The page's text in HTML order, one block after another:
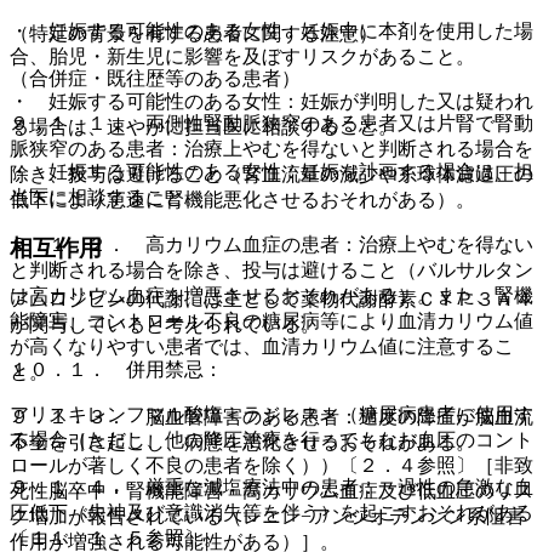
・ 妊娠する可能性のある女性：妊娠中に本剤を使用した場
合、胎児・新生児に影響を及ぼすリスクがあること。
・ 妊娠する可能性のある女性：妊娠が判明した又は疑われ
る場合は、速やかに担当医に相談すること。
・ 妊娠する可能性のある女性：妊娠を計画する場合は、担
当医に相談すること。
相互作用
アムロジピンの代謝には主として薬物代謝酵素ＣＹＰ３Ａ４
が関与していると考えられている。
１０．１． 併用禁忌：
アリスキレンフマル酸塩＜ラジレス＞（糖尿病患者に使用す
る場合（ただし、他の降圧治療を行ってもなお血圧のコント
ロールが著しく不良の患者を除く））〔２．４参照〕［非致
死性脳卒中・腎機能障害・高カリウム血症及び低血圧のリス
ク増加が報告されている（レニン−アンジオテンシン系阻害
作用が増強される可能性がある）］。
（特定の背景を有する患者に関する注意）
（合併症・既往歴等のある患者）
９．１．１． 両側性腎動脈狭窄のある患者又は片腎で腎動
脈狭窄のある患者：治療上やむを得ないと判断される場合を
除き、投与は避けること（腎血流量の減少や糸球体濾過圧の
低下により急速に腎機能悪化させるおそれがある）。
９．１．２． 高カリウム血症の患者：治療上やむを得ない
と判断される場合を除き、投与は避けること（バルサルタン
は高カリウム血症を増悪させるおそれがある）。また、腎機
能障害、コントロール不良の糖尿病等により血清カリウム値
が高くなりやすい患者では、血清カリウム値に注意するこ
と。
９．１．３． 脳血管障害のある患者：過度の降圧が脳血流
不全を引き起こし、病態を悪化させるおそれがある。
９．１．４． 厳重な減塩療法中の患者：一過性の急激な血
圧低下（失神及び意識消失等を伴う）を起こすおそれがある
〔１１．１．５参照〕。